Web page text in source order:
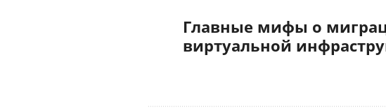
Главные мифы о
виртуальной